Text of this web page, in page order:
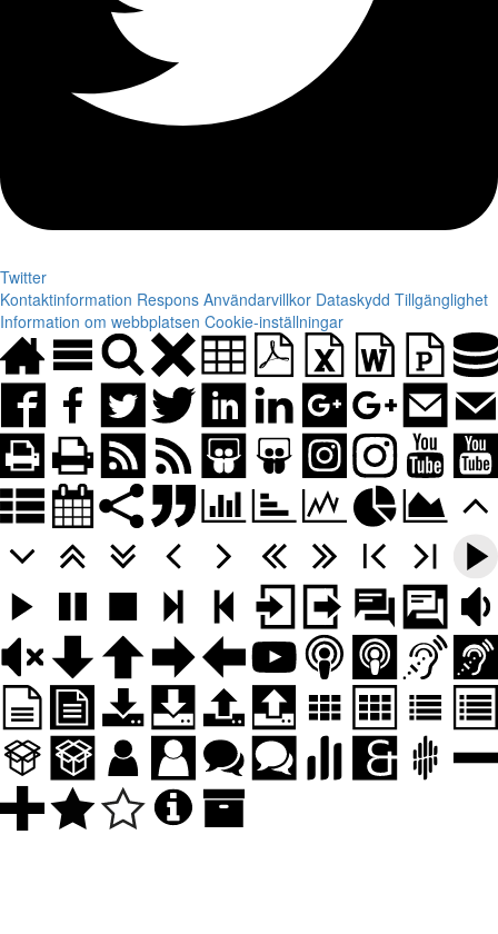
Twitter
Kontaktinformation Respons Användarvillkor Dataskydd Tillgänglighet
Information om webbplatsen Cookie-inställningar